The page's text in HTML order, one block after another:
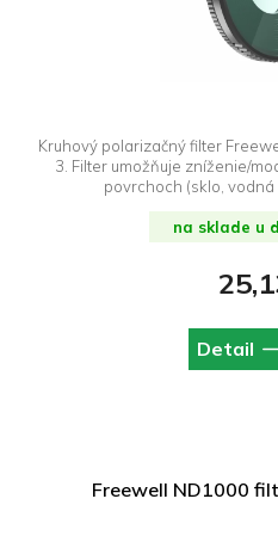
Kruhový polarizačný filter
3. Filter umožňuje zníženie/
povrchoch (sklo,
na sklade u
Detail
Freewell ND1000